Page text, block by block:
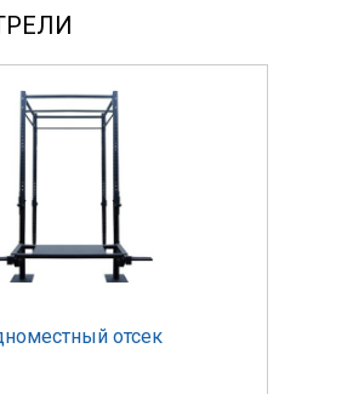
отсек